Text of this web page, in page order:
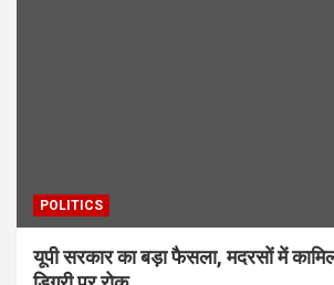
POLITICS
यूपी सरकार का बड़ा फैसला, मदरसों में